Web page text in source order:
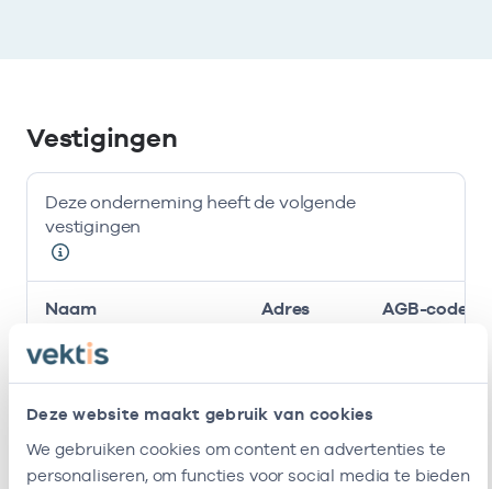
Deze website maakt gebruik van cookies
We gebruiken cookies om content en advertenties te
personaliseren, om functies voor social media te bieden
Vestigingen
Deze onderneming heeft de volgende
vestigingen
Deze onderneming heeft de volgende vestigingen
Naam Adres AGB-code
Verloskundigenpraktijk
Hygiea
53a
1076DS